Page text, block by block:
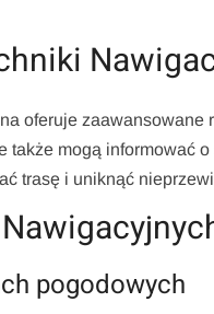
oferuje zaawansowane
także mogą informować
trasę i uniknąć
pogodowych